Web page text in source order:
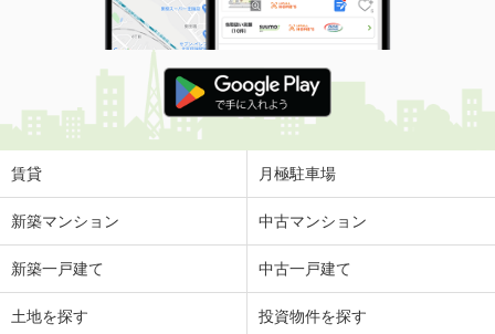
賃貸 月極駐車場
新築マンション 中古マンション
新築一戸建て 中古一戸建て
土地を探す 投資物件を探す